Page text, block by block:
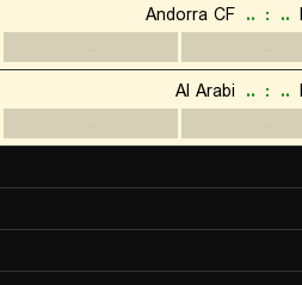
..
:
..
Andorra CF
..
:
..
Al Arabi